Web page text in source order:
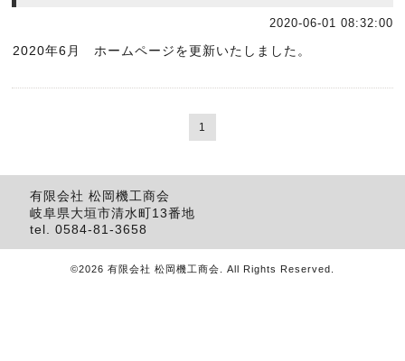
2020-06-01 08:32:00
2020年6月 ホームページを更新いたしました。
1
有限会社 松岡機工商会
岐阜県大垣市清水町13番地
tel.0584-81-3658
©2026 有限会社 松岡機工商会 . All Rights Reserved.